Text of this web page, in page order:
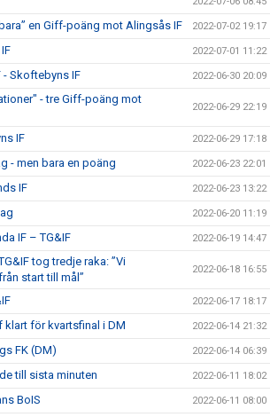
en Giff-poäng mot Alingsås IF 2022-07-02 19:17
2022-07-01 11:22
- Skoftebyns IF 2022-06-30 20:09
- tre Giff-poäng mot
2022-06-29 22:19
IF 2022-06-29 17:18
- men bara en poäng 2022-06-23 22:01
IF 2022-06-23 13:22
2022-06-20 11:19
IF – TG&IF 2022-06-19 14:47
tog tredje raka: ”Vi
start till mål”
2022-06-18 16:55
2022-06-17 18:17
klart för kvartsfinal i DM 2022-06-14 21:32
FK (DM) 2022-06-14 06:39
till sista minuten 2022-06-11 18:02
BoIS 2022-06-11 08:00